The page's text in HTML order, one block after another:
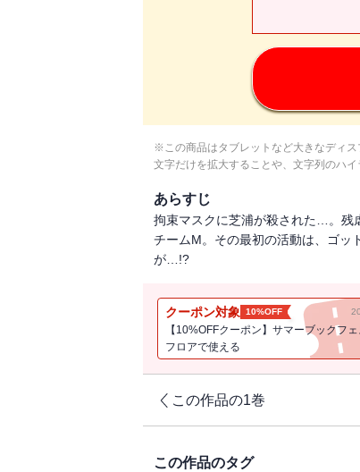
※この商品はタブレットなど大きなディス
文字だけを拡大することや、文字列のハ
あらすじ
拘束マスクに芝浦が殺された…。残
チームM。その最初の活動は、ゴッ
が…!?
クーポン対象 10%OFF
【10%OFFクーポン】サマーブックフ
フロアで使える
この作品の1巻
この作品のタグ